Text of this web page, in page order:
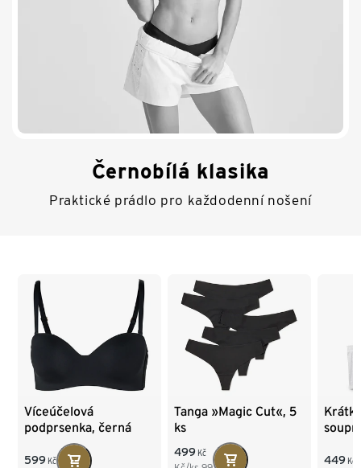
Černobílá klasika
Praktické prádlo pro každodenní nošení
Víceúčelová
podprsenka, černá
599 Kč
Tanga »Magic Cut«, 5
ks
499 Kč
449 Kč